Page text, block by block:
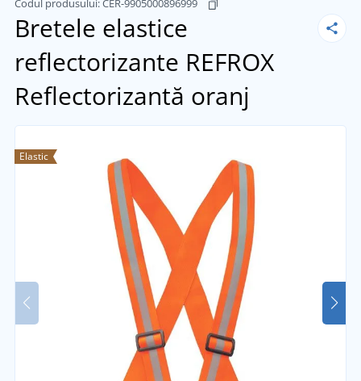
Codul produsului:CER-9905000896999
Bretele elastice
reflectorizante REFROX
Reflectorizantă oranj
Elastic